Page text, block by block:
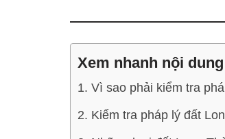
Xem nhanh nội
1. Vì sao phải kiểm tra
2. Kiểm tra pháp lý đất